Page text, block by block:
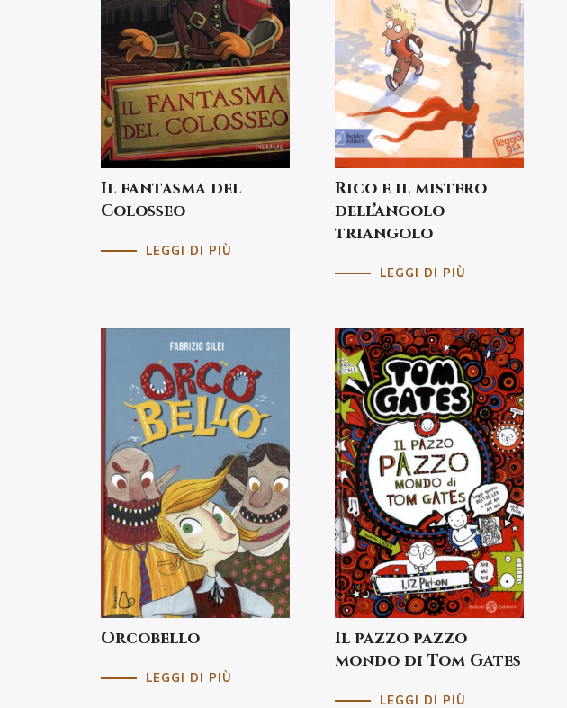
Il fantasma del
Colosseo
LEGGI DI PIÙ
Rico e il mistero
dell’angolo
triangolo
LEGGI DI PIÙ
Orcobello
LEGGI DI PIÙ
Il pazzo pazzo
mondo di Tom Gates
LEGGI DI PIÙ